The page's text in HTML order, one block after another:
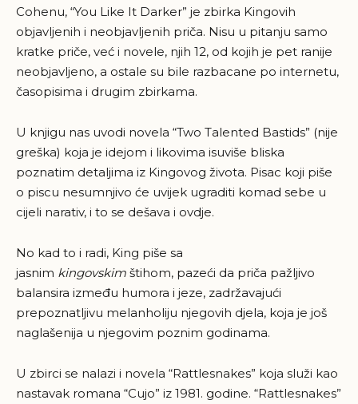
Cohenu, “You Like It Darker” je zbirka Kingovih
objavljenih i neobjavljenih priča. Nisu u pitanju samo
kratke priče, već i novele, njih 12, od kojih je pet ranije
neobjavljeno, a ostale su bile razbacane po internetu,
časopisima i drugim zbirkama.
U knjigu nas uvodi novela “Two Talented Bastids” (nije
greška) koja je idejom i likovima isuviše bliska
poznatim detaljima iz Kingovog života. Pisac koji piše
o piscu nesumnjivo će uvijek ugraditi komad sebe u
cijeli narativ, i to se dešava i ovdje.
No kad to i radi, King piše sa
jasnim kingovskim štihom, pazeći da priča pažljivo
balansira između humora i jeze, zadržavajući
prepoznatljivu melanholiju njegovih djela, koja je još
naglašenija u njegovim poznim godinama.
U zbirci se nalazi i novela “Rattlesnakes” koja služi kao
nastavak romana “Cujo” iz 1981. godine. “Rattlesnakes”